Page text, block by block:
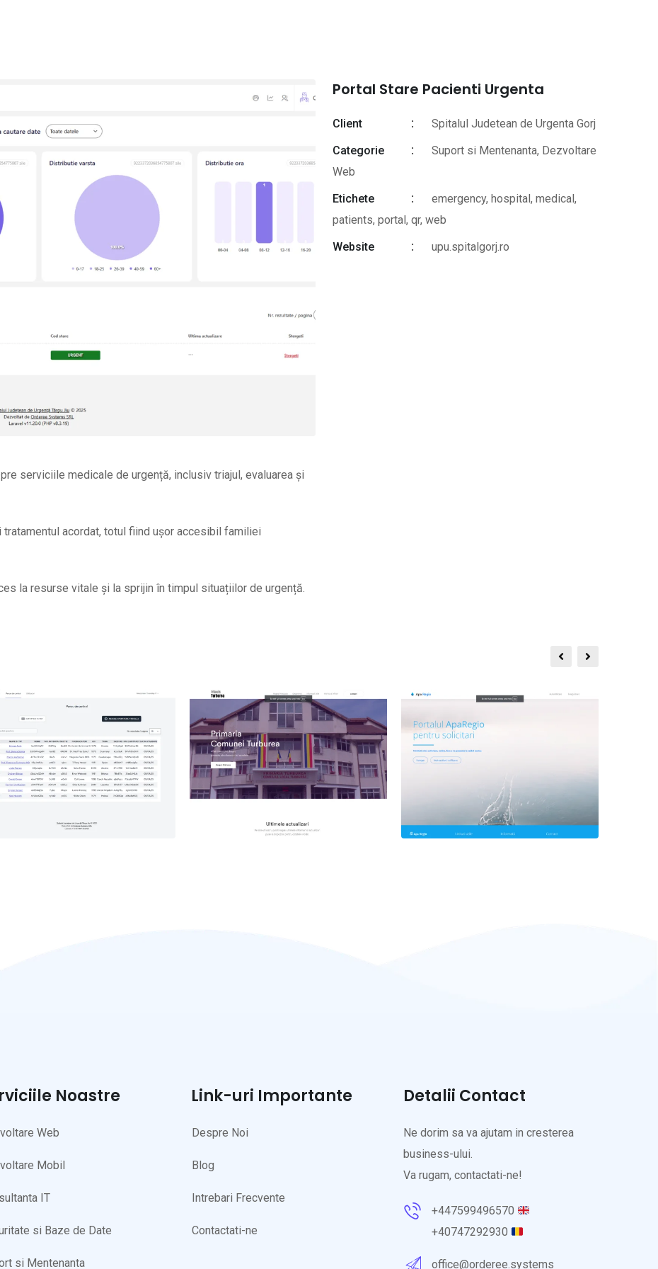
serviciile medicale de urgență, inclusiv triajul, evaluarea și
acordat, totul fiind ușor accesibil familiei
la resurse vitale și la sprijin în timpul situațiilor de urgență.
Portal Stare Pacienti Urgenta
Client
Spitalul Judetean de Urgenta Gorj
Categorie
Suport si Mentenanta, Dezvoltare
Web
Etichete
emergency, hospital, medical,
patients, portal, qr, web
Website
upu.spitalgorj.ro
Noastre
Web
Mobil
IT
si Baze de Date
si Mentenanta
Link-uri Importante
Despre Noi
Blog
Intrebari Frecvente
Contactati-ne
Detalii Contact
Ne dorim sa va ajutam in cresterea
business-ului.
Va rugam, contactati-ne!
+447599496570
+40747292930
office@orderee.systems